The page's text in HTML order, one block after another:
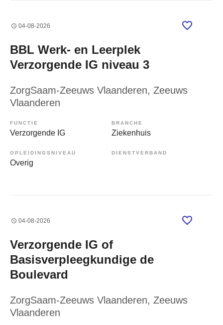
04-08-2026
BBL Werk- en Leerplek
Verzorgende IG niveau 3
ZorgSaam-Zeeuws Vlaanderen, Zeeuws
Vlaanderen
FUNCTIE
Verzorgende IG
BRANCHE
Ziekenhuis
OPLEIDINGSNIVEAU
Overig
DIENSTVERBAND
04-08-2026
Verzorgende IG of
Basisverpleegkundige de
Boulevard
ZorgSaam-Zeeuws Vlaanderen, Zeeuws
Vlaanderen